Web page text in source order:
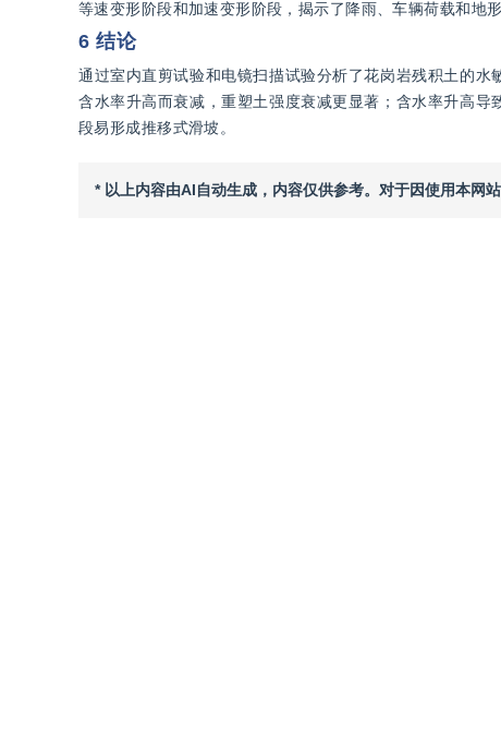
等速变形阶段和加速变形阶段，揭示了降雨、车辆荷载和地
6 结论
通过室内直剪试验和电镜扫描试验分析了花岗岩残积土的
含水率升高而衰减，重塑土强度衰减更显著；含水率升高
段易形成推移式滑坡。
* 以上内容由AI自动生成，内容仅供参考。对于因使用本网